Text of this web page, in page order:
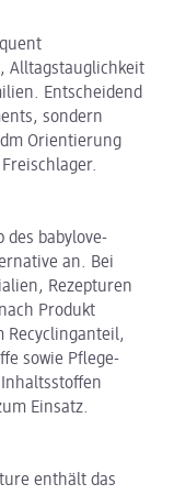
Alltagstauglichkeit
Entscheidend
sondern
Orientierung
babylove-
an. Bei
Rezepturen
Produkt
Recyclinganteil,
sowie Pflege-
Einsatz.
enthält das